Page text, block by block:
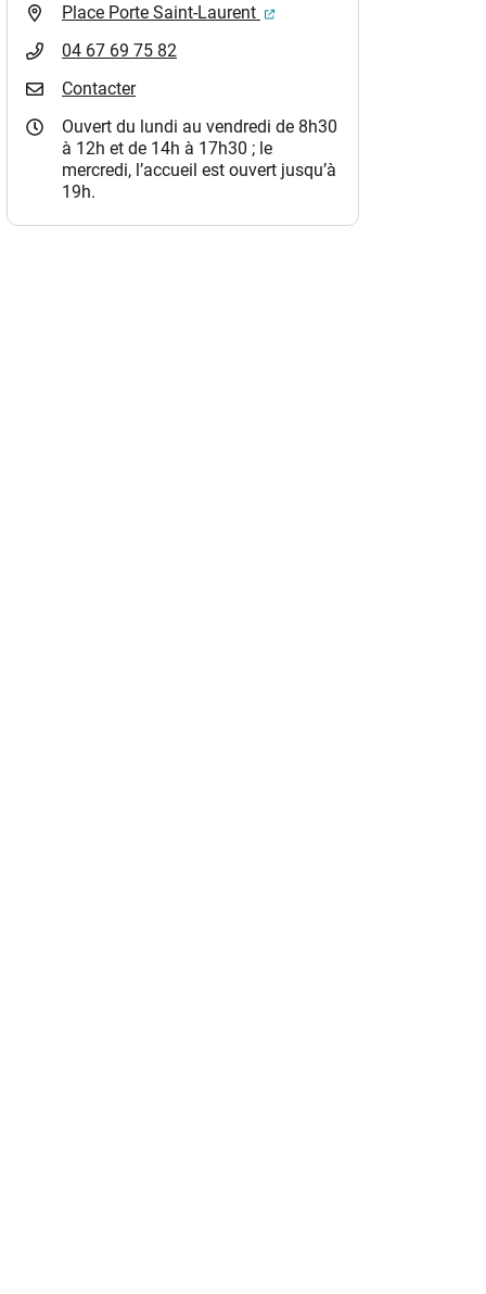
Place Porte Saint-Laurent
(ouverture dans un nouvel
04 67 69 75 82
Contacter
Ouvert du lundi au vendredi de 8h30
à 12h et de 14h à 17h30 ; le
mercredi, l’accueil est ouvert jusqu’à
19h.